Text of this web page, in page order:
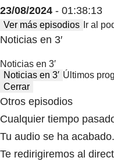
23/08/2024 - 01:38:13
Ver más episodios Ir al
Noticias en 3′
Noticias en 3′
Noticias en 3′ Últimos
Cerrar
Otros episodios
Cualquier tiempo
Tu audio se ha acabado.
Te redirigiremos al